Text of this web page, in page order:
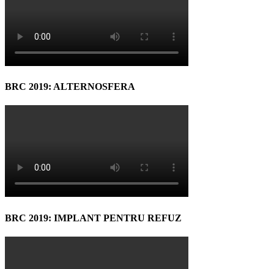
BRC 2019: ALTERNOSFERA
BRC 2019: IMPLANT PENTRU REFUZ